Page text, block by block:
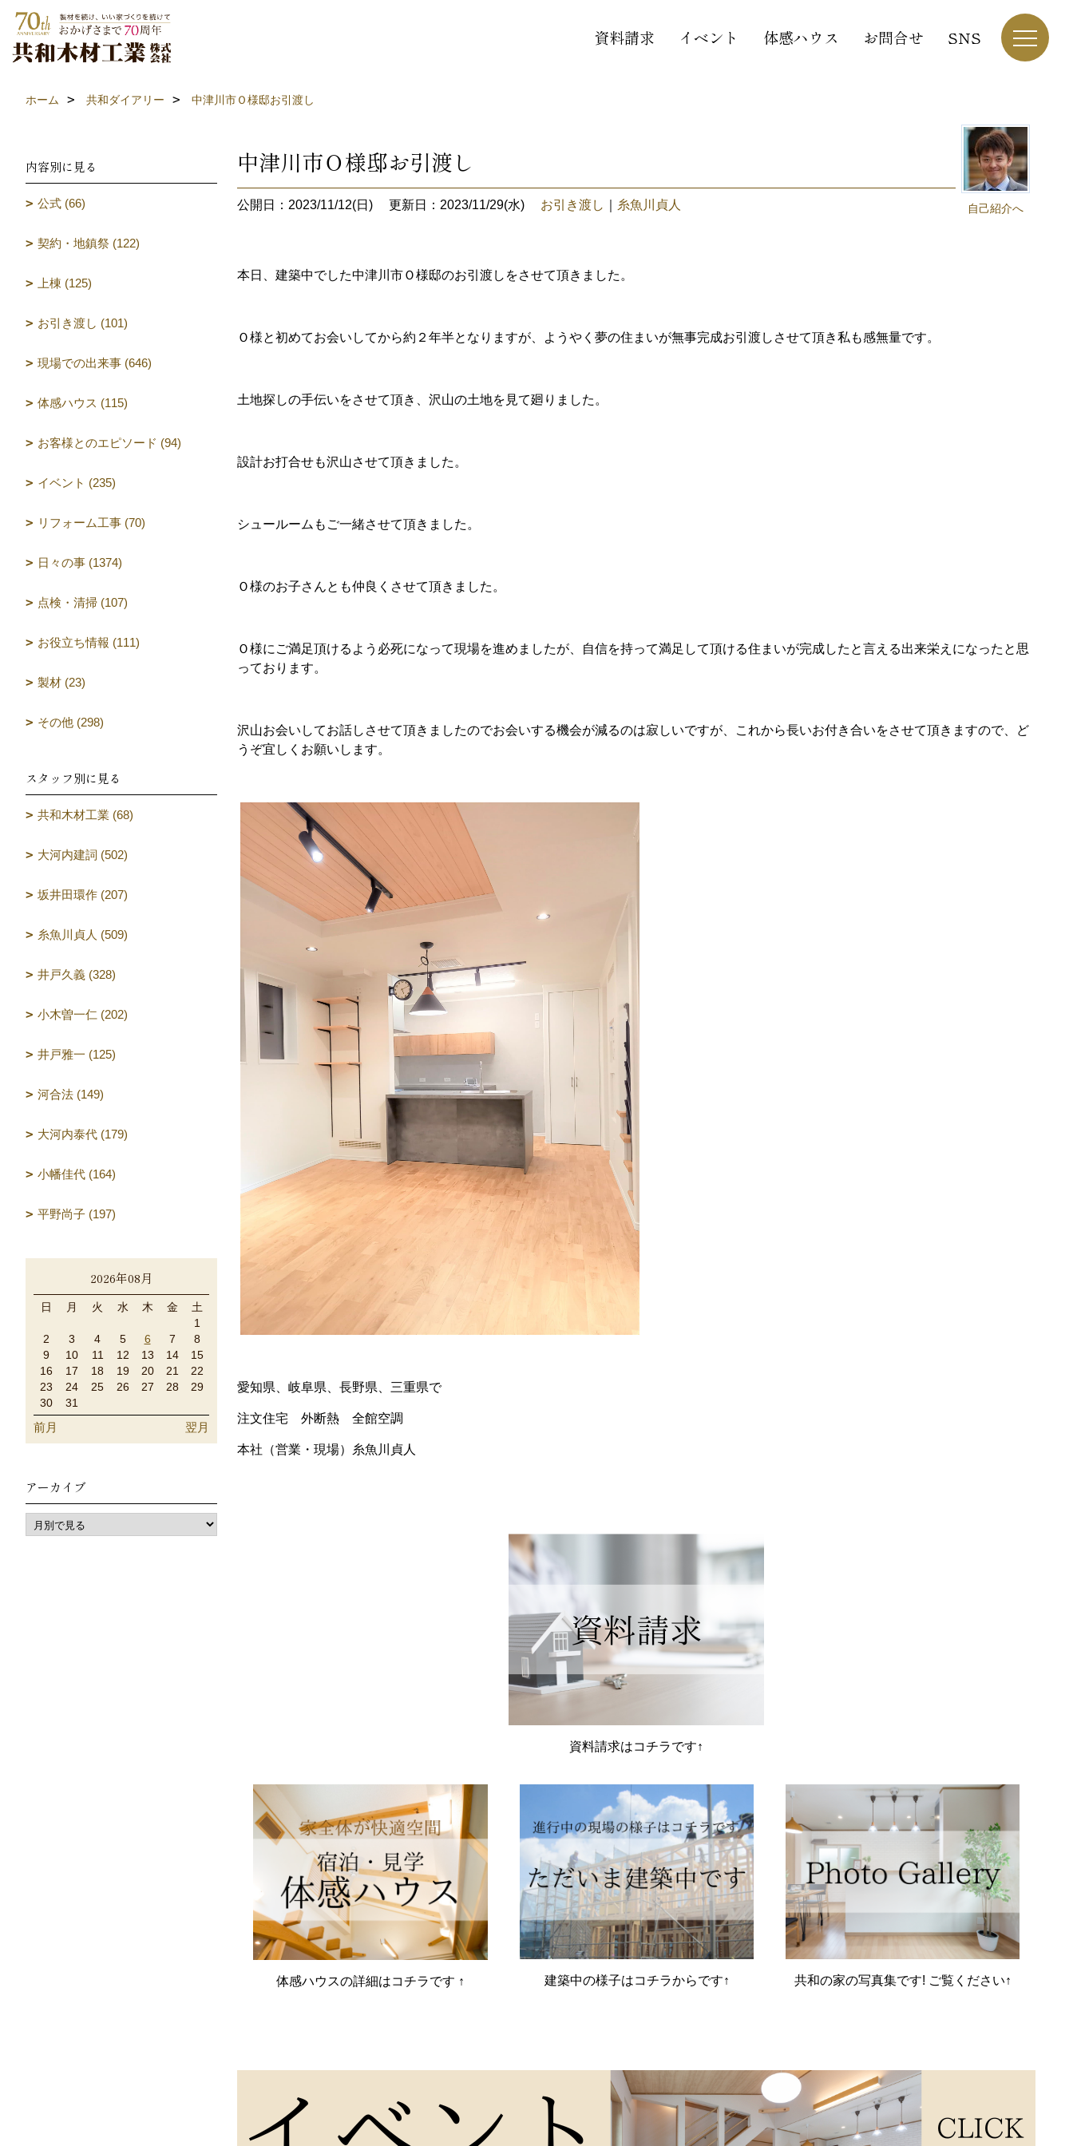
資料請求 イベント 体感ハウス お問合せ SNS
ホーム 共和ダイアリー 中津川市Ｏ様邸お引渡し
自己紹介へ
中津川市Ｏ様邸お引渡し
公開日：2023/11/12(日) 更新日：2023/11/29(水) お引き渡し 糸魚川貞人
本日、建築中でした中津川市Ｏ様邸のお引渡しをさせて頂きました。
Ｏ様と初めてお会いしてから約２年半となりますが、ようやく夢の住まいが無事完成お引渡しさせて頂き私も感無量です。
土地探しの手伝いをさせて頂き、沢山の土地を見て廻りました。
設計お打合せも沢山させて頂きました。
シュールームもご一緒させて頂きました。
Ｏ様のお子さんとも仲良くさせて頂きました。
Ｏ様にご満足頂けるよう必死になって現場を進めましたが、自信を持って満足して頂ける住まいが完成したと言える出来栄えになったと思
っております。
沢山お会いしてお話しさせて頂きましたのでお会いする機会が減るのは寂しいですが、これから長いお付き合いをさせて頂きますので、ど
うぞ宜しくお願いします。
愛知県、岐阜県、長野県、三重県で
注文住宅 外断熱 全館空調
本社（営業・現場）糸魚川貞人
資料請求はコチラです↑
体感ハウスの詳細はコチラです ↑ 建築中の様子はコチラからです↑ 共和の家の写真集です! ご覧ください↑
内容別に見る
公式 (66)
契約・地鎮祭 (122)
上棟 (125)
お引き渡し (101)
現場での出来事 (646)
体感ハウス (115)
お客様とのエピソード (94)
イベント (235)
リフォーム工事 (70)
日々の事 (1374)
点検・清掃 (107)
お役立ち情報 (111)
製材 (23)
その他 (298)
スタッフ別に見る
共和木材工業 (68)
大河内建詞 (502)
坂井田環作 (207)
糸魚川貞人 (509)
井戸久義 (328)
小木曽一仁 (202)
井戸雅一 (125)
河合法 (149)
大河内泰代 (179)
小幡佳代 (164)
平野尚子 (197)
2026年08月
日 月 火 水 木 金
土
1
2
3 4 5 6 7
8
9
10 11 12 13 14
15
16
17 18 19 20 21
22
23
24 25 26 27 28
29
30
31
前月 翌月
アーカイブ